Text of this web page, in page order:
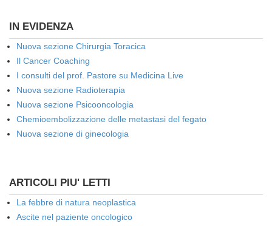
IN EVIDENZA
Nuova sezione Chirurgia Toracica
Il Cancer Coaching
I consulti del prof. Pastore su Medicina Live
Nuova sezione Radioterapia
Nuova sezione Psicooncologia
Chemioembolizzazione delle metastasi del fegato
Nuova sezione di ginecologia
ARTICOLI PIU' LETTI
La febbre di natura neoplastica
Ascite nel paziente oncologico